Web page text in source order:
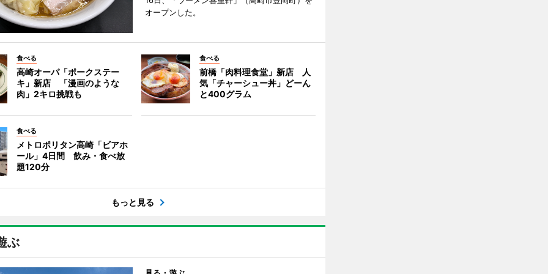
オープンした。
食べる
高崎オーパ「ポークステー
キ」新店 「漫画のような
肉」2キロ挑戦も
食べる
前橋「肉料理食堂」新店 人
気「チャーシュー丼」どーん
と400グラム
食べる
メトロポリタン高崎「ビアホ
ール」4日間 飲み・食べ放
題120分
もっと見る
ぶ